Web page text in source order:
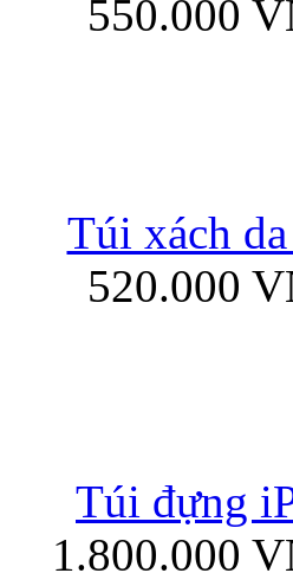
Bao da iPad
Túi xách da
550.000
Túi xách
520.000
Túi đựng
1.800.000